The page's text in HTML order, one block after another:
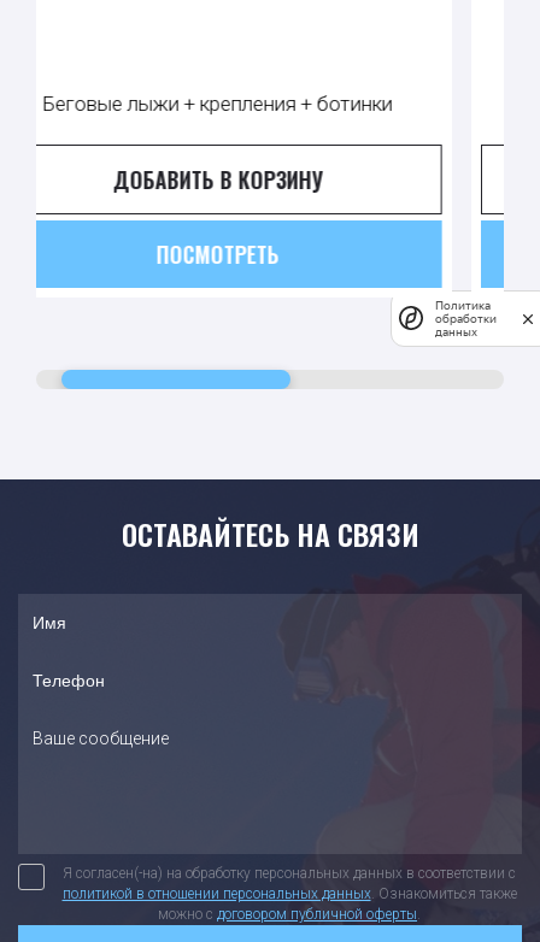
Беговые лыжи + крепления + ботинки
ДОБАВИТЬ В КОРЗИНУ
ПОСМОТРЕТЬ
ОСТАВАЙТЕСЬ НА СВЯЗИ
Я согласен(-на) на обработку персональных данных в соответствии с
политикой в отношении персональных данных. Ознакомиться также
можно с договором публичной оферты.
Политика
обработки
данных